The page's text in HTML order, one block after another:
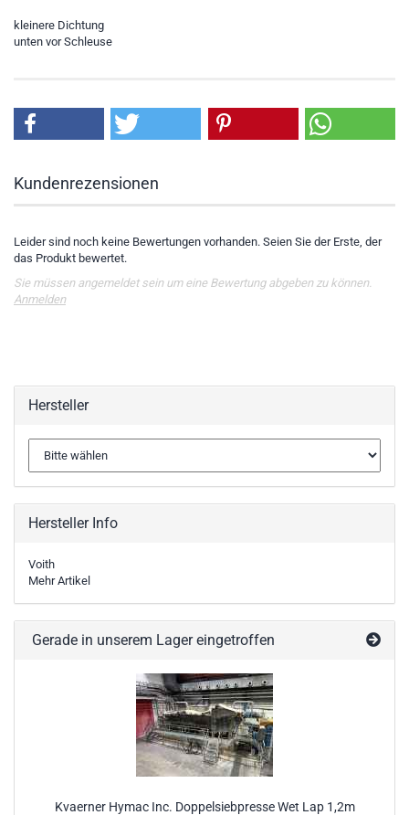
kleinere Dichtung
unten vor Schleuse
Kundenrezensionen
Leider sind noch keine Bewertungen vorhanden. Seien Sie der Erste, der
das Produkt bewertet.
Sie müssen angemeldet sein um eine Bewertung abgeben zu können.
Anmelden
Hersteller
Hersteller Info
Voith
Mehr Artikel
Gerade in unserem Lager eingetroffen
Kvaerner Hymac Inc. Doppelsiebpresse Wet Lap 1,2m